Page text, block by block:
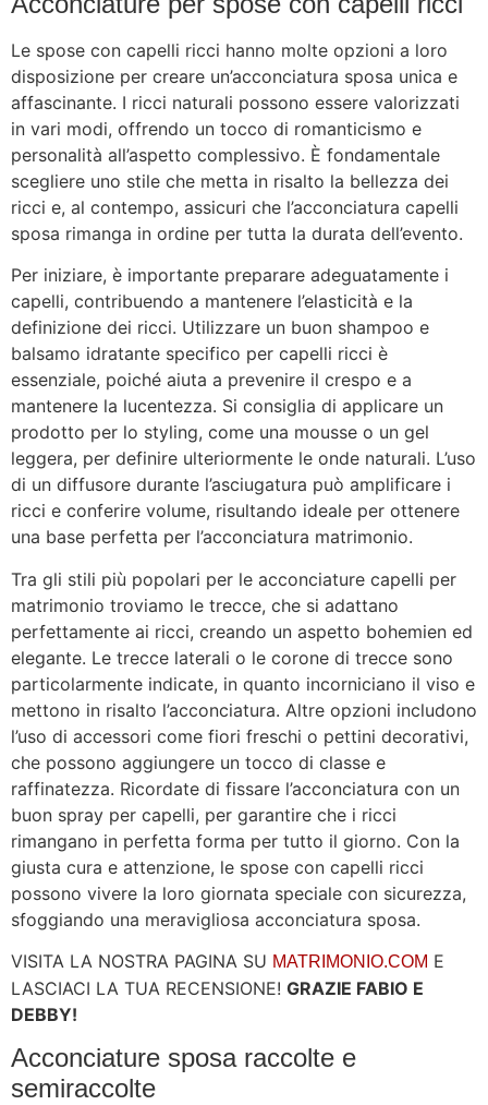
Le spose con capelli ricci hanno molte opzioni a loro
disposizione per creare un’acconciatura sposa unica e
affascinante. I ricci naturali possono essere valorizzati
in vari modi, offrendo un tocco di romanticismo e
personalità all’aspetto complessivo. È fondamentale
scegliere uno stile che metta in risalto la bellezza dei
ricci e, al contempo, assicuri che l’acconciatura capelli
sposa rimanga in ordine per tutta la durata dell’evento.
Per iniziare, è importante preparare adeguatamente i
capelli, contribuendo a mantenere l’elasticità e la
definizione dei ricci. Utilizzare un buon shampoo e
balsamo idratante specifico per capelli ricci è
essenziale, poiché aiuta a prevenire il crespo e a
mantenere la lucentezza. Si consiglia di applicare un
prodotto per lo styling, come una mousse o un gel
leggera, per definire ulteriormente le onde naturali. L’uso
di un diffusore durante l’asciugatura può amplificare i
ricci e conferire volume, risultando ideale per ottenere
una base perfetta per l’acconciatura matrimonio.
Tra gli stili più popolari per le acconciature capelli per
matrimonio troviamo le trecce, che si adattano
perfettamente ai ricci, creando un aspetto bohemien ed
elegante. Le trecce laterali o le corone di trecce sono
particolarmente indicate, in quanto incorniciano il viso e
mettono in risalto l’acconciatura. Altre opzioni includono
l’uso di accessori come fiori freschi o pettini decorativi,
che possono aggiungere un tocco di classe e
raffinatezza. Ricordate di fissare l’acconciatura con un
buon spray per capelli, per garantire che i ricci
rimangano in perfetta forma per tutto il giorno. Con la
giusta cura e attenzione, le spose con capelli ricci
possono vivere la loro giornata speciale con sicurezza,
sfoggiando una meravigliosa acconciatura sposa.
VISITA LA NOSTRA PAGINA SU MATRIMONIO.COM E
LASCIACI LA TUA RECENSIONE! GRAZIE FABIO E
DEBBY!
Acconciature sposa raccolte e
semiraccolte